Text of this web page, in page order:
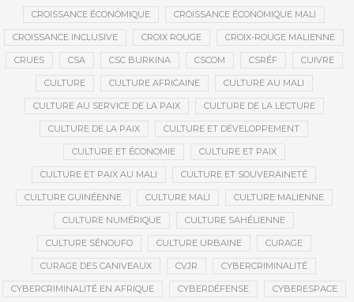
CROISSANCE ÉCONOMIQUE CROISSANCE ÉCONOMIQUE MALI
CROISSANCE INCLUSIVE CROIX ROUGE CROIX-ROUGE MALIENNE
CRUES CSA CSC BURKINA CSCOM CSRÉF CUIVRE
CULTURE CULTURE AFRICAINE CULTURE AU MALI
CULTURE AU SERVICE DE LA PAIX CULTURE DE LA LECTURE
CULTURE DE LA PAIX CULTURE ET DÉVELOPPEMENT
CULTURE ET ÉCONOMIE CULTURE ET PAIX
CULTURE ET PAIX AU MALI CULTURE ET SOUVERAINETÉ
CULTURE GUINÉENNE CULTURE MALI CULTURE MALIENNE
CULTURE NUMÉRIQUE CULTURE SAHÉLIENNE
CULTURE SÉNOUFO CULTURE URBAINE CURAGE
CURAGE DES CANIVEAUX CVJR CYBERCRIMINALITÉ
CYBERCRIMINALITÉ EN AFRIQUE CYBERDÉFENSE CYBERESPACE